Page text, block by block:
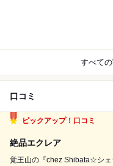
すべての
口コミ
ピックアップ！口コミ
絶品エクレア
覚王山の『chez Shibata☆シェ